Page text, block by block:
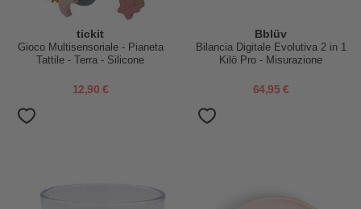
tickit
Gioco Multisensoriale - Pianeta
Tattile - Terra - Silicone
12,90 €
Bblüv
Bilancia Digitale Evolutiva 2 in 1
Kilö Pro - Misurazione
64,95 €